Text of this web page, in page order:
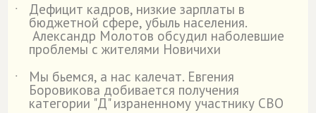
˙ Дефицит кадров, низкие зарплаты в
бюджетной сфере, убыль населения.
Александр Молотов обсудил наболевшие
проблемы с жителями Новичихи
˙
Мы бьемся, а нас калечат. Евгения
Боровикова добивается получения
категории "Д" израненному участнику СВО